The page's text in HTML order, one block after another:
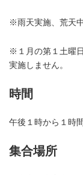
※雨天実施、荒天
※ １月の第１土曜
実施しません。
時間
午後１時から１時
集合場所